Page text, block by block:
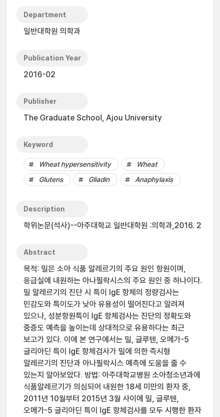
Department
일반대학원 의학과
Publication Year
2016-02
Publisher
The Graduate School, Ajou University
Keyword
Wheat hypersensitivity
Wheat
Glutens
Gliadin Anaphylaxis
Description
학위논문(석사)--아주대학교 일반대학원 :의학과,2016. 2
Abstract
목적: 밀은 소아 식품 알레르기의 주요 원인 항원이며,
응급실에 내원하는 아나필락시스의 주요 원인 중 하나이다.
밀 알레르기의 진단 시 특이 IgE 항체의 정량검사는
민감도와 특이도가 낮아 유용성이 떨어진다고 알려져
있으나, 성분항원특이 IgE 항체검사는 진단의 정확도와
중증도 예측을 높이는데 상대적으로 유용하다는 최근
보고가 있다. 이에 본 연구에서는 밀, 글루텐, 오메가-5
글리아딘 특이 IgE 항체검사가 밀에 의한 즉시형
알레르기의 진단과 아나필락시스 예측에 도움을 줄 수
있는지 알아보았다. 방법: 아주대학교병원 소아청소년과에
식품알레르기가 의심되어 내원한 18세 미만의 환자 중,
2011년 10월부터 2015년 3월 사이에 밀, 글루텐,
오메가-5 글리아딘 특이 IgE 항체검사를 모두 시행한 환자